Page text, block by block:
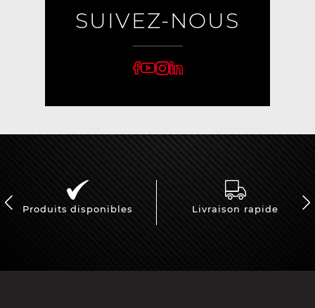
SUIVEZ-NOUS
Produits disponibles Livraison rapide